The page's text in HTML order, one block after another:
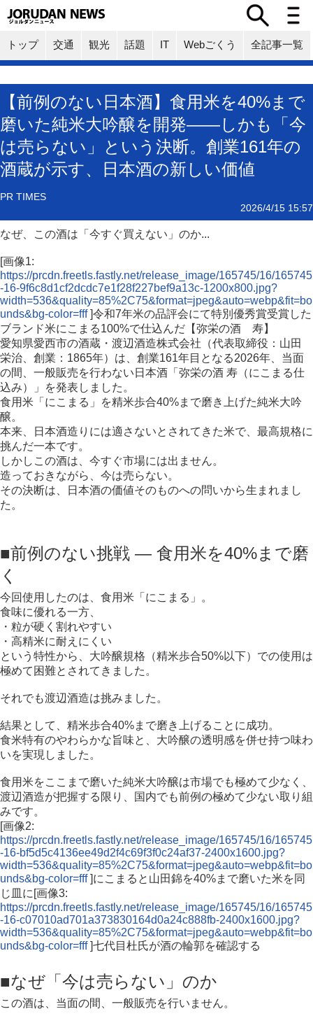
トップ 交通 観光 話題 IT Webごくう 全記事一覧
【前例のない日本酒】食用米を40%まで
磨いた純米大吟醸を開発――しかも「今
は売らない」という決断。創業161年の
酒蔵が示す、日本酒の新しい価値
PR TIMES
2026/4/15 15:57
なぜ、この酒は「今すぐ買えない」のか...
[画像1:
https://prcdn.freetls.fastly.net/release_image/165745/16/165745
-16-9f6c8d1cf2dcdc7e1f28f227bef9a13c-1200x800.jpg?
width=536&quality=85%2C75&format=jpeg&auto=webp&fit=bo
unds&bg-color=fff]令和7年米の品評会にて特別優秀賞受賞した
ブランド米にこまる100%で仕込んだ【弥栄の酒 寿】
愛知県愛西市の酒蔵・渡辺酒造株式会社（代表取締役：山田
栄治、創業：1865年）は、創業161年目となる2026年、当面
の間、一般販売を行わない日本酒「弥栄の酒 寿（にこまる仕
込み）」を発表しました。
食用米「にこまる」を精米歩合40%まで磨き上げた純米大吟
醸。
本来、日本酒造りには適さないとされてきた米で、最高規格に
挑んだ一本です。
しかしこの酒は、今すぐ市場には出ません。
造っておきながら、今は売らない。
その決断は、日本酒の価値そのものへの問いから生まれまし
た。
■前例のない挑戦 ― 食用米を40%まで磨
く
今回使用したのは、食用米「にこまる」。
食味に優れる一方、
・粒が硬く割れやすい
・高精米に耐えにくい
という特性から、大吟醸規格（精米歩合50%以下）での使用は
極めて困難とされてきました。
それでも渡辺酒造は挑みました。
結果として、精米歩合40%まで磨き上げることに成功。
食米特有のやわらかな旨味と、大吟醸の透明感を併せ持つ味わ
いを実現しました。
食用米をここまで磨いた純米大吟醸は市場でも極めて少なく、
渡辺酒造が把握する限り、国内でも前例の極めて少ない取り組
みです。
[画像2:
https://prcdn.freetls.fastly.net/release_image/165745/16/165745
-16-bf5d5c4136ee49d2f4c69f3f0c24af37-2400x1600.jpg?
width=536&quality=85%2C75&format=jpeg&auto=webp&fit=bo
unds&bg-color=fff]にこまると山田錦を40%まで磨いた米を同
じ皿に[画像3:
https://prcdn.freetls.fastly.net/release_image/165745/16/165745
-16-c07010ad701a373830164d0a24c888fb-2400x1600.jpg?
width=536&quality=85%2C75&format=jpeg&auto=webp&fit=bo
unds&bg-color=fff]七代目杜氏が酒の輪郭を確認する
■なぜ「今は売らない」のか
この酒は、当面の間、一般販売を行いません。